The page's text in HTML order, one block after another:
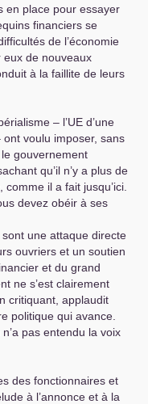
en place pour essayer
financiers se
de l’économie
eux de nouveaux
à la faillite de leurs
– l’UE d’une
ont voulu imposer, sans
gouvernement
qu’il n’y a plus de
comme il a fait jusqu’ici.
devez obéir à ses
une attaque directe
ouvriers et un soutien
et du grand
ne s’est clairement
critiquant, applaudit
politique qui avance.
pas entendu la voix
des fonctionnaires et
à l’annonce et à la